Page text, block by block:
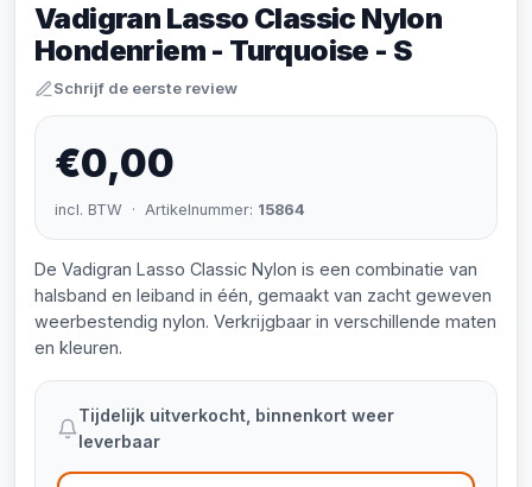
Vadigran Lasso Classic Nylon
Hondenriem - Turquoise - S
Schrijf de eerste review
€0,00
incl. BTW · Artikelnummer: 15864
De Vadigran Lasso Classic Nylon is een combinatie van
halsband en leiband in één, gemaakt van zacht geweven
weerbestendig nylon. Verkrijgbaar in verschillende maten
en kleuren.
Tijdelijk uitverkocht, binnenkort weer
leverbaar